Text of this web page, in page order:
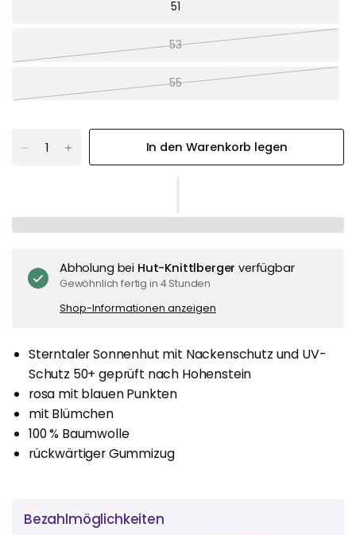
51
53
55
In den Warenkorb legen
Abholung bei Hut-Knittlberger verfügbar
Gewöhnlich fertig in 4 Stunden
Shop-Informationen anzeigen
Sterntaler Sonnenhut mit Nackenschutz und UV-
Schutz 50+ geprüft nach Hohenstein
rosa mit blauen Punkten
mit Blümchen
100 % Baumwolle
rückwärtiger Gummizug
Bezahlmöglichkeiten